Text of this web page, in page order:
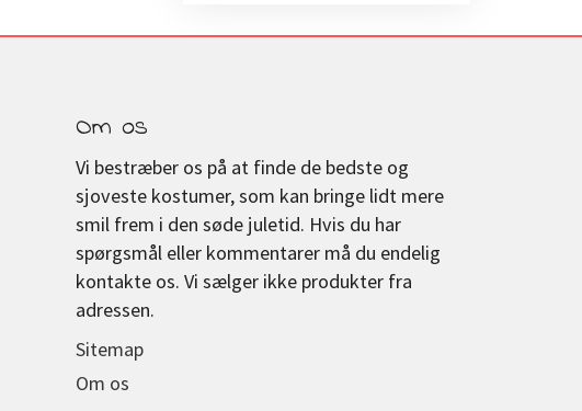
Om os
Vi bestræber os på at finde de bedste og
sjoveste kostumer, som kan bringe lidt mere
smil frem i den søde juletid. Hvis du har
spørgsmål eller kommentarer må du endelig
kontakte os. Vi sælger ikke produkter fra
adressen.
Sitemap
Om os